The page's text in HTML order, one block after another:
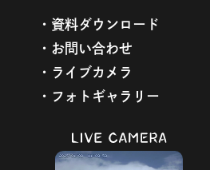
資料ダウンロード
お問い合わせ
ライブカメラ
フォトギャラリー